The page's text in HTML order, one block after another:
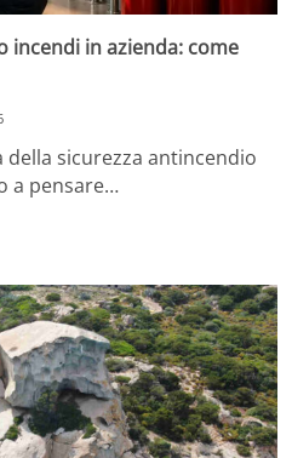
incendi in azienda: come
sicurezza antincendio
a pensare…